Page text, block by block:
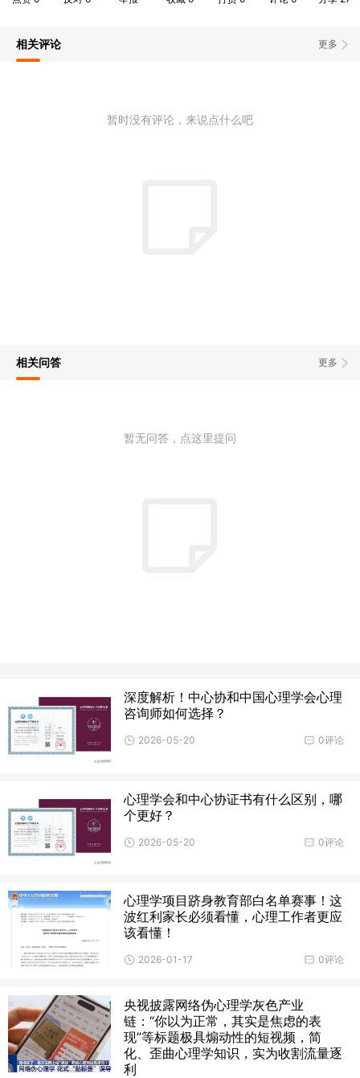
更多
相关评论
暂时没有评论，来说点什么吧
更多
相关问答
暂无问答，点这里提问
深度解析！中心协和中国心理学会心理
咨询师如何选择？
0评论
2026-05-20
心理学会和中心协证书有什么区别，哪
个更好？
0评论
2026-05-20
心理学项目跻身教育部白名单赛事！这
波红利家长必须看懂，心理工作者更应
该看懂！
0评论
2026-01-17
央视披露网络伪心理学灰色产业
链：“你以为正常，其实是焦虑的表
现”等标题极具煽动性的短视频，简
化、歪曲心理学知识，实为收割流量逐
利